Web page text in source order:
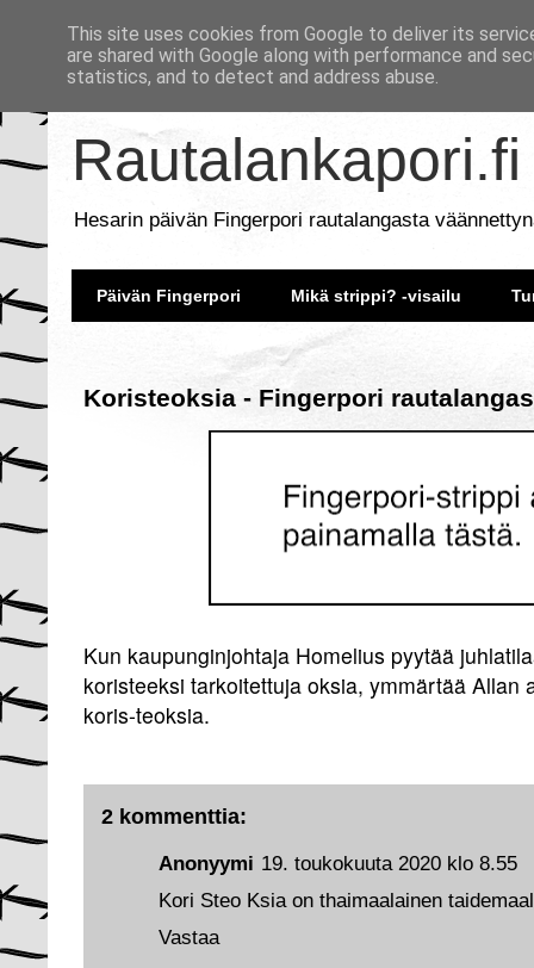
Rautalankapori.fi
Hesarin päivän Fingerpori rautalangasta
Päivän Fingerpori Mikä strippi? -visailu
Koristeoksia - Fingerpori
Kun kaupunginjohtaja Homelius pyytää
koristeeksi tarkoitettuja oksia, ymmärtää Allan
koris-teoksia.
2 kommenttia:
Anonyymi 19. toukokuuta 2020 klo 8.55
Kori Steo Ksia on thaimaalainen
Vastaa
This site uses cookies from Google to deliver its
are shared with Google along with performance and
statistics, and to detect and address abuse.